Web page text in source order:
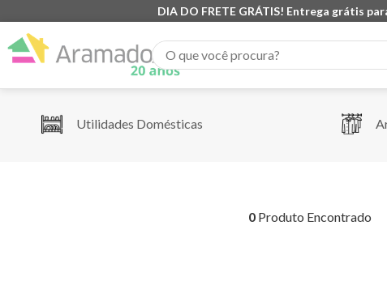
DIA DO FRETE GRÁTIS! Entrega grátis
O que você procura?
Utilidades Domésticas
0 Produto Encontrado